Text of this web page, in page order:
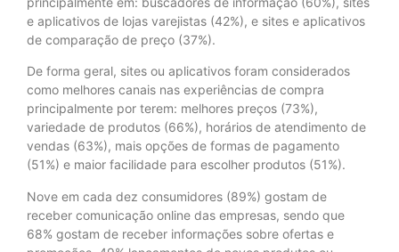
e aplicativos de lojas varejistas (42%), e sites e aplicativos
de comparação de preço (37%).
De forma geral, sites ou aplicativos foram considerados
como melhores canais nas experiências de compra
principalmente por terem: melhores preços (73%),
variedade de produtos (66%), horários de atendimento de
vendas (63%), mais opções de formas de pagamento
(51%) e maior facilidade para escolher produtos (51%).
Nove em cada dez consumidores (89%) gostam de
receber comunicação online das empresas, sendo que
68% gostam de receber informações sobre ofertas e